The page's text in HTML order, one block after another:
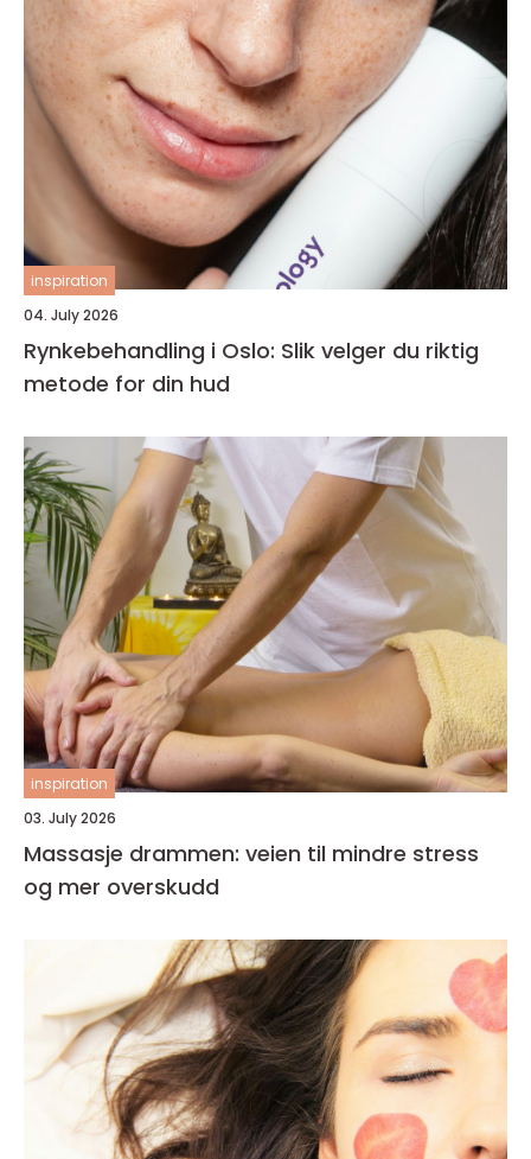
inspiration
04. July 2026
Rynkebehandling i Oslo: Slik velger du riktig
metode for din hud
inspiration
03. July 2026
Massasje drammen: veien til mindre stress
og mer overskudd